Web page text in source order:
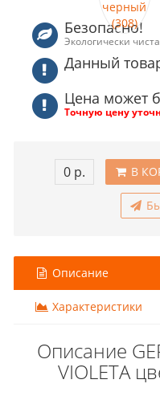
Безопасно!
Экологически
Данный
Цена может
Точную цену
0 р. В
Описание
Характеристики
Описание
VIOLETA